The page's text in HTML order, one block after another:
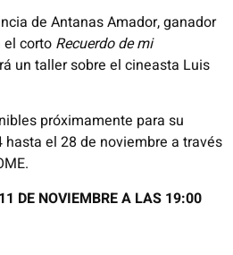
de Antanas Amador, ganador
el corto Recuerdo de mi
un taller sobre el cineasta Luis
próximamente para su
el 28 de noviembre a través
DE NOVIEMBRE A LAS 19:00